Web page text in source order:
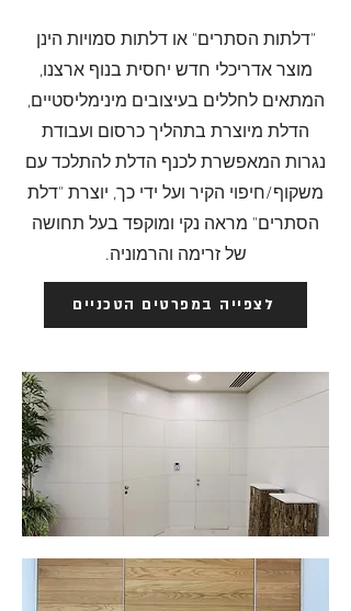
"דלתות הסתרים" או דלתות סמויות הינן
מוצר אדריכלי חדש יחסית בנוף ארצנו,
המתאים לחללים בעיצובים מינימליסטיים,
הדלת מיוצרת בתהליך כרסום ועבודת
נגרות המאפשרת לכנף הדלת להתלכד עם
משקוף/חיפוי הקיר ועל ידי כך, יוצרת "דלת
הסתרים" מראה נקי ומוקפד בעל תחושה
של זרימה והרמוניה.
לצפייה במפרטים הטכניים